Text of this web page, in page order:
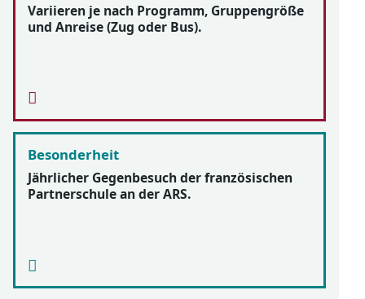
Variieren je nach Programm, Gruppengröße
und Anreise (Zug oder Bus).
Besonderheit
Jährlicher Gegenbesuch der französischen
Partnerschule an der ARS.